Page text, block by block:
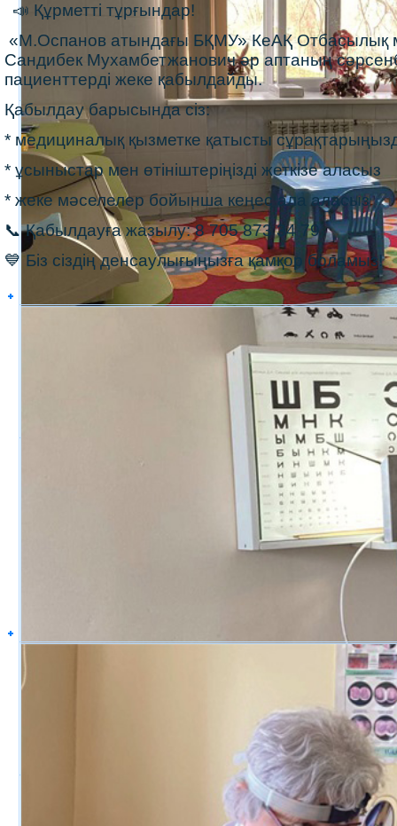
📣 Құрметті тұрғындар!
«М.Оспанов атындағы БҚМУ» КеАҚ Отбасылық
Сандибек Мухамбетжанович әр аптаның
пациенттерді жеке қабылдайды.
Қабылдау барысында сіз:
* медициналық қызметке қатысты
* ұсыныстар мен өтініштеріңізді жеткізе аласыз
* жеке мәселелер бойынша кеңес ала аласыз
📞 Қабылдауға жазылу: 8 705 873 34 79
💙 Біз сіздің денсаулығыңызға қамқор боламыз!